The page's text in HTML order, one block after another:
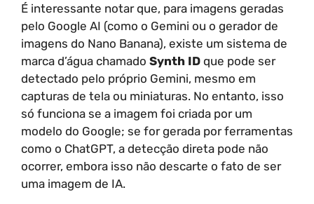
É interessante notar que, para imagens geradas
pelo Google AI (como o Gemini ou o gerador de
imagens do Nano Banana), existe um sistema de
marca d’água chamado Synth ID que pode ser
detectado pelo próprio Gemini, mesmo em
capturas de tela ou miniaturas. No entanto, isso
só funciona se a imagem foi criada por um
modelo do Google; se for gerada por ferramentas
como o ChatGPT, a detecção direta pode não
ocorrer, embora isso não descarte o fato de ser
uma imagem de IA.